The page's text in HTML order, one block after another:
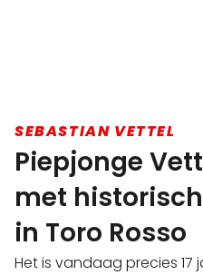
SEBASTIAN VETTEL
Piepjonge
met
in Toro Rosso
Het is vandaag precies